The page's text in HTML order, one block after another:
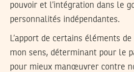
pouvoir et l’intégration dans le
personnalités indépendantes.
L’apport de certains éléments
mon sens, déterminant pour le
pour mieux manœuvrer contre